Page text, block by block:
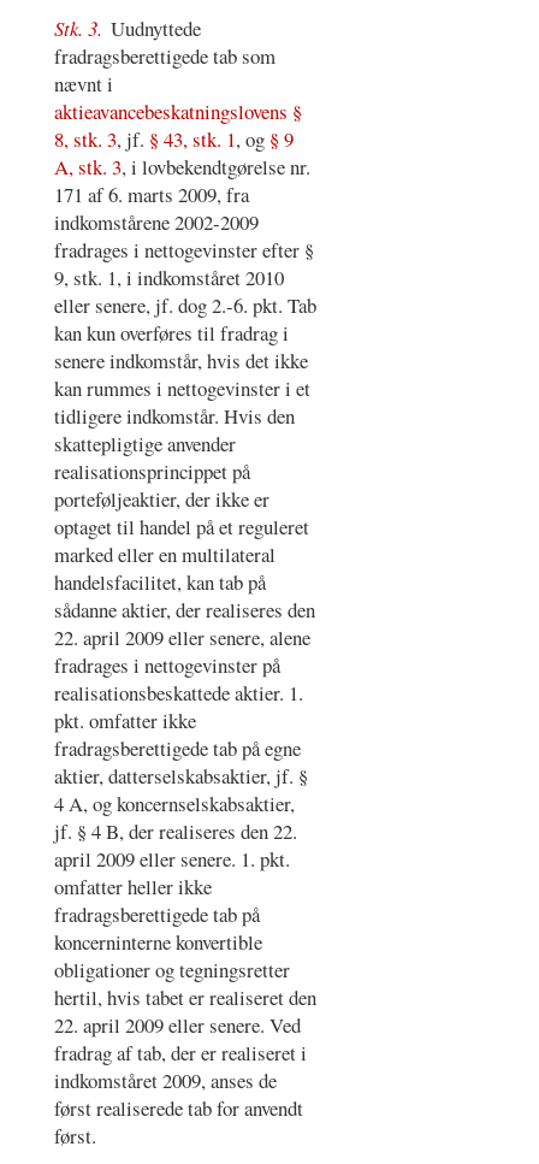
Stk. 3. Uudnyttede
fradragsberettigede tab som
nævnt i
aktieavancebeskatningslovens §
8, stk. 3, jf. § 43, stk. 1, og § 9
A, stk. 3, i lovbekendtgørelse nr.
171 af 6. marts 2009, fra
indkomstårene 2002-2009
fradrages i nettogevinster efter §
9, stk. 1, i indkomståret 2010
eller senere, jf. dog 2.-6. pkt. Tab
kan kun overføres til fradrag i
senere indkomstår, hvis det ikke
kan rummes i nettogevinster i et
tidligere indkomstår. Hvis den
skattepligtige anvender
realisationsprincippet på
porteføljeaktier, der ikke er
optaget til handel på et reguleret
marked eller en multilateral
handelsfacilitet, kan tab på
sådanne aktier, der realiseres den
22. april 2009 eller senere, alene
fradrages i nettogevinster på
realisationsbeskattede aktier. 1.
pkt. omfatter ikke
fradragsberettigede tab på egne
aktier, datterselskabsaktier, jf. §
4 A, og koncernselskabsaktier,
jf. § 4 B, der realiseres den 22.
april 2009 eller senere. 1. pkt.
omfatter heller ikke
fradragsberettigede tab på
koncerninterne konvertible
obligationer og tegningsretter
hertil, hvis tabet er realiseret den
22. april 2009 eller senere. Ved
fradrag af tab, der er realiseret i
indkomståret 2009, anses de
først realiserede tab for anvendt
først.